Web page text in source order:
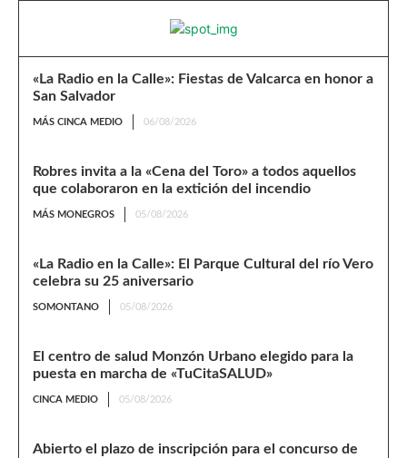
«La Radio en la Calle»: Fiestas de Valcarca en honor a
San Salvador
MÁS CINCA MEDIO 06/08/2026
Robres invita a la «Cena del Toro» a todos aquellos
que colaboraron en la extición del incendio
MÁS MONEGROS 05/08/2026
«La Radio en la Calle»: El Parque Cultural del río Vero
celebra su 25 aniversario
SOMONTANO 05/08/2026
El centro de salud Monzón Urbano elegido para la
puesta en marcha de «TuCitaSALUD»
CINCA MEDIO 05/08/2026
Abierto el plazo de inscripción para el concurso de